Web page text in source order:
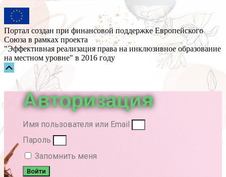
Портал создан при финансовой поддержке Европейского
Союза в рамках проекта
"Эффективная реализация права на инклюзивное образование
на местном уровне" в 2016 году
Прокрутка
вверх
Авторизация
Имя пользователя или Email
Пароль
Запомнить меня
Войти